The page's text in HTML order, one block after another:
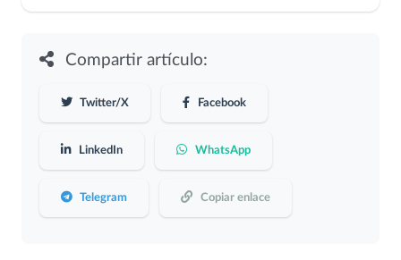
Compartir artículo:
Twitter/X Facebook
LinkedIn WhatsApp
Telegram Copiar enlace